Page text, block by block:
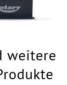
weitere